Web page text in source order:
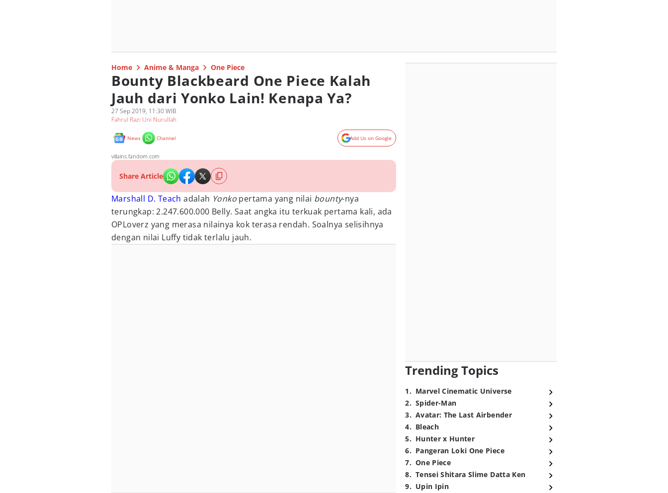
Home Anime & Manga One Piece
Bounty Blackbeard One Piece Kalah
Jauh dari Yonko Lain! Kenapa Ya?
27 Sep 2019, 11:30 WIB
Fahrul Razi Uni Nurullah
News Channel Add Us on Google
villains.fandom.com
Share Article
Marshall D. Teach adalah Yonko pertama yang nilai bounty-nya
terungkap: 2.247.600.000 Belly. Saat angka itu terkuak pertama kali, ada
OPLoverz yang merasa nilainya kok terasa rendah. Soalnya selisihnya
dengan nilai Luffy tidak terlalu jauh.
Trending Topics
1. Marvel Cinematic Universe
2. Spider-Man
3. Avatar: The Last Airbender
4. Bleach
5. Hunter x Hunter
6. Pangeran Loki One Piece
7. One Piece
8. Tensei Shitara Slime Datta Ken
9. Upin Ipin